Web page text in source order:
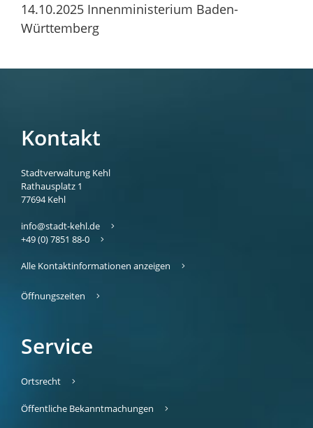
14.10.2025 Innenministerium Baden-
Württemberg
Kontakt
Stadtverwaltung Kehl
Rathausplatz 1
77694 Kehl
info@stadt-kehl.de
+49 (0) 7851 88-0
Alle Kontaktinformationen anzeigen
Öffnungszeiten
Service
Ortsrecht
Öffentliche Bekanntmachungen